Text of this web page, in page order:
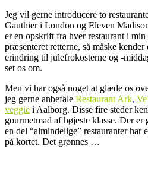
Jeg vil gerne introducere to
Gauthier i London og Eleven
er en opskrift fra hver restaurant i
præsenteret retterne, så måske
erindring til julefrokosterne og -
set os om.
Men vi har også noget at glæde os
jeg gerne anbefale Restaurant Ark,
veggie i Aalborg. Disse fire steder
gourmetmad af højeste klasse. Der
en del “almindelige” restauranter har
på kortet. Det grønnes …